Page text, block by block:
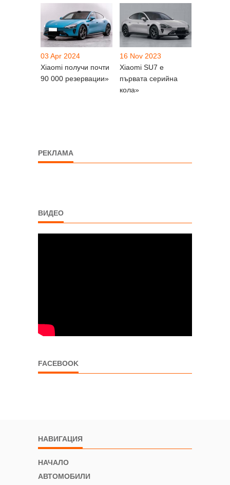
03 Apr 2024
Xiaomi получи почти
90 000 резервации»
16 Nov 2023
Xiaomi SU7 е
първата серийна
кола»
РЕКЛАМА
ВИДЕО
FACEBOOK
НАВИГАЦИЯ
НАЧАЛО
АВТОМОБИЛИ